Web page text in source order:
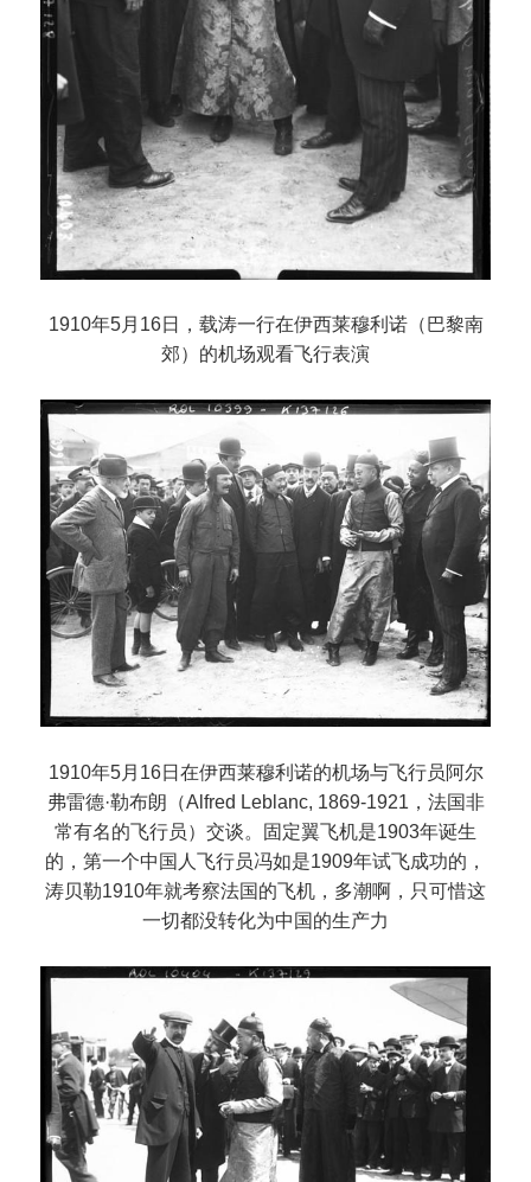
1910年5月16日，载涛一行在伊西莱穆利诺（巴黎南
郊）的机场观看飞行表演
1910年5月16日在伊西莱穆利诺的机场与飞行员阿尔
弗雷德·勒布朗（Alfred Leblanc, 1869-1921，法国非
常有名的飞行员）交谈。固定翼飞机是1903年诞生
的，第一个中国人飞行员冯如是1909年试飞成功的，
涛贝勒1910年就考察法国的飞机，多潮啊，只可惜这
一切都没转化为中国的生产力